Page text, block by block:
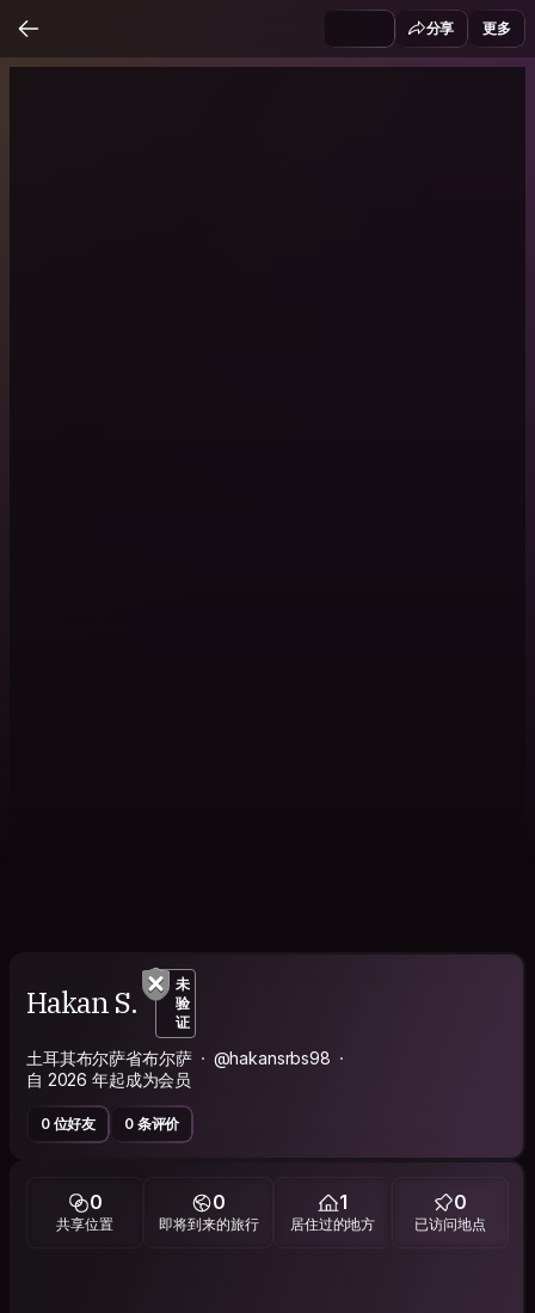
分享 更多
Hakan S.
未
验
证
土耳其布尔萨省布尔萨
@hakansrbs98
自 2026 年起成为会员
0 位好友 0 条评价
0
共享位置
0
即将到来的旅行
1
居住过的地方
0
已访问地点